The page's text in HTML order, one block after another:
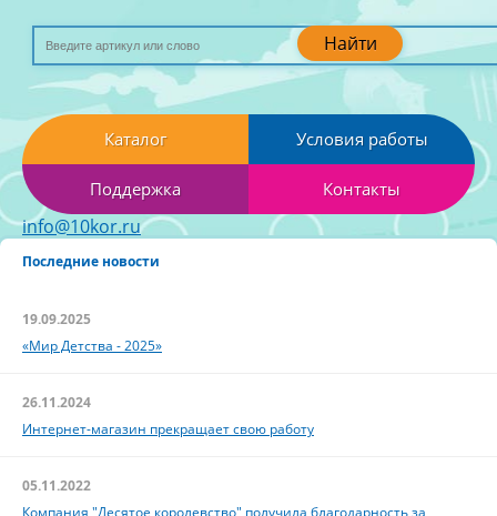
Найти
Каталог Условия работы
Поддержка Контакты
info@10kor.ru
Последние новости
19.09.2025
«Мир Детства - 2025»
26.11.2024
Интернет-магазин прекращает свою работу
05.11.2022
Компания "Десятое королевство" получила благодарность за